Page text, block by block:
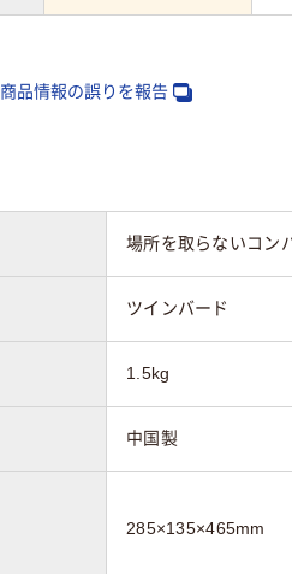
商品情報の誤りを報告
場所を取らないコン
ツインバード
1.5kg
中国製
285×135×465mm